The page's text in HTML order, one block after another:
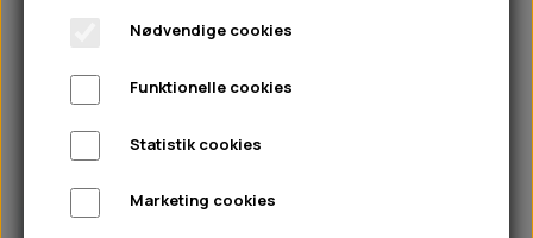
CHICOPEE
GODBIDSTASKE
HALSBÅND
🦴 GODBIDDER & SNACKS
🍖 SMAGSVARIANTER
🎾 LEGETØJ
TÆNDER, ØRE, ØJE, POTER & NÆSE
🐾 UDSTYR & KOMFORT
HUER OG VANTER
PINEWOOD SALES
TILBUD
NYHEDER
ABONNEMENT
Nødvendige cookies
Funktionelle cookies
Statistik cookies
Marketing cookies